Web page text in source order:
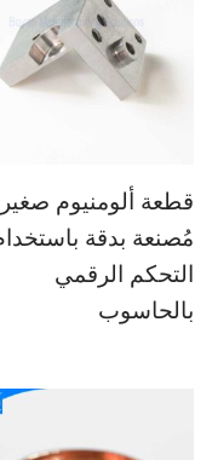
قطعة ألومنيوم
مُصنعة بدقة
التحكم الرقمي
بالحاسوب